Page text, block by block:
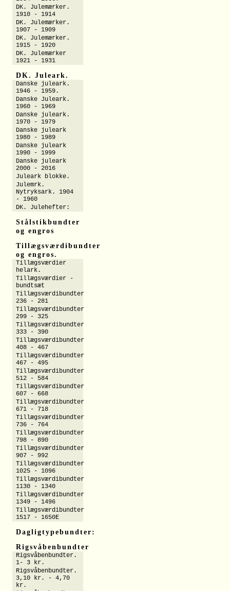
DK. Julemærker.
1910 - 1914
DK. Julemærker.
1907 - 1909
DK. Julemærker.
1915 - 1920
DK. Julemærker
1921 - 1931
DK. Juleark.
Danske juleark.
1946 - 1959.
Danske Juleark.
1960 - 1969
Danske juleark.
1970 - 1979
Danske juleark
1980 - 1989
Danske juleark
1990 - 1999
Danske juleark
2000 - 2016
Juleark blokke.
Julemrk.
Nytryksark. 1904
- 1960
DK. Julehefter:
Stålstikbundter
og engros
Tillægsværdibundter
og engros.
Tillægsværdier
helark.
Tillægsværdier -
bundtsæt
Tillægsværdibundter
236 - 281
Tillægsværdibundter
299 - 325
Tillægsværdibundter
333 - 390
Tillægsværdibundter
408 - 467
Tillægsværdibundter
467 - 495
Tillægsværdibundter
512 - 584
Tillægsværdibundter
607 - 668
Tillægsværdibundter
671 - 718
Tillægsværdibundter
736 - 764
Tillægsværdibundter
798 - 890
Tillægsværdibundter
907 - 992
Tillægsværdibundter
1025 - 1096
Tillægsværdibundter
1130 - 1340
Tillægsværdibundter
1349 - 1496
Tillægsværdibundter
1517 - 1650E
Dagligtypebundter:
Rigsvåbenbundter
Rigsvåbenbundter.
1- 3 kr.
Rigsvåbenbundter.
3,10 kr. - 4,70
kr.